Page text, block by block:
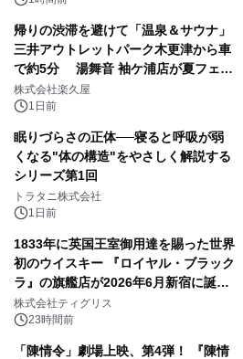
帰りの渋滞を避けて「温泉＆サウナ」
三井アウトレットパーク木更津から車
で約5分 湯舞音 袖ケ浦店が夏フェア
メニューを提供
株式会社楽久屋
1日前
眠りづらさの正体──寝ると呼吸が弱
くなる"体の構造"をやさしく解説する
シリーズ第1回
トラタニ株式会社
1日前
1833年に英国王室御用達を賜った世界
初のウイスキー 『ロイヤル・ブラック
ラ』の旗艦店が2026年6月新宿に誕
生 バカルディ ジャパンと連携した
没入型バー「BAR Arca」
株式会社ティグリス
23時間前
「陳情令」劇場上映、第4弾！ 『陳情